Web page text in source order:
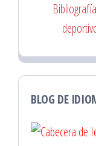
BLOG DE